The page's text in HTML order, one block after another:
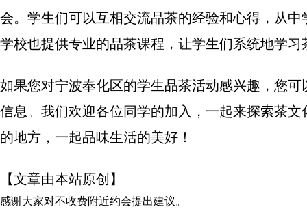
会。学生们可以互相交流品茶的经验和心得，从
学校也提供专业的品茶课程，让学生们系统地学习
如果您对宁波奉化区的学生品茶活动感兴趣，您
信息。我们欢迎各位同学的加入，一起来探索茶
的地方，一起品味生活的美好！
【文章由本站原创】
感谢大家对不收费附近约会提出建议。